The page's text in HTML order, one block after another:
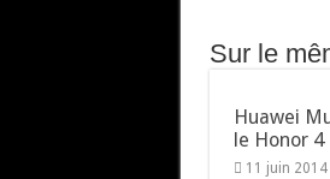
Sur le
Huawei
le Honor 4
11 juin 2014